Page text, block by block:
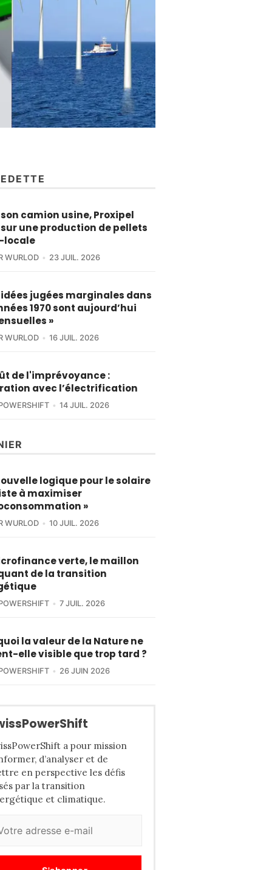
camion usine, Proxipel
une production de pellets
locale
WURLOD 23 JUIL. 2026
idées jugées marginales dans
1970 sont aujourd’hui
»
WURLOD 16 JUIL. 2026
de l'imprévoyance :
avec l’électrification
14 JUIL. 2026
logique pour le solaire
à maximiser
»
WURLOD 10 JUIL. 2026
verte, le maillon
de la transition
7 JUIL. 2026
la valeur de la Nature ne
elle visible que trop tard ?
26 JUIN 2026
a pour mission
d’analyser et de
en perspective les défis
par la transition
et climatique.